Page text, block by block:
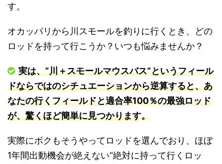
す。
オカッパリから川スモールを釣りに行くとき、どの
ロッドを持って行こうか？いつも悩みませんか？
実は、“川＋スモールマウスバス”というフィール
ドならではのシチュエーションから逆算すると、あ
なたの行くフィールドと適合率100％の最強ロッド
が、驚くほど簡単に見つかります。
実際にボクもそうやってロッドを選んでおり、ほぼ
1年間出動機会が絶えない“絶対に持って行くロッ